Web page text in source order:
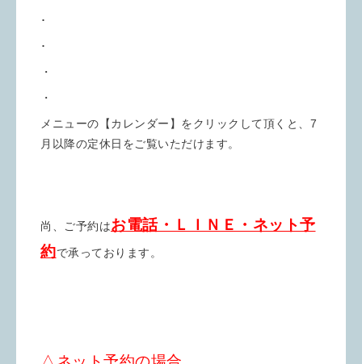
･
･
・
・
メニューの【カレンダー】をクリックして頂くと、7
月以降の定休日をご覧いただけます。
尚、ご予約はお電話・ＬＩＮＥ・ネット予
約で承っております。